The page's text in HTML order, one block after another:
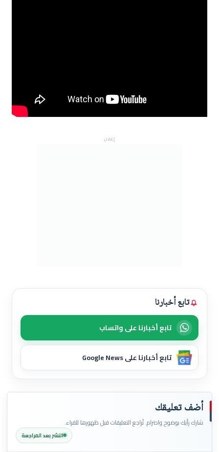
إعلان
تابع أخبارنا
تابع أخبارنا على واتساب
تابع أخبارنا على Google News
أضف تعليقك
شارك رأيك بوضوح واحترام. تُراجع التعليقات قبل ظهورها للقراء.
النشر بعد المراجعة